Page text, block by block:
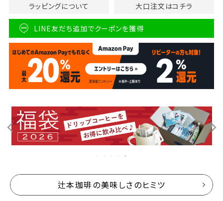
ラッピングについて 大口注文はコチラ
LINE友だち追加でクーポンを獲得
辻本珈琲の美味しさのヒミツ